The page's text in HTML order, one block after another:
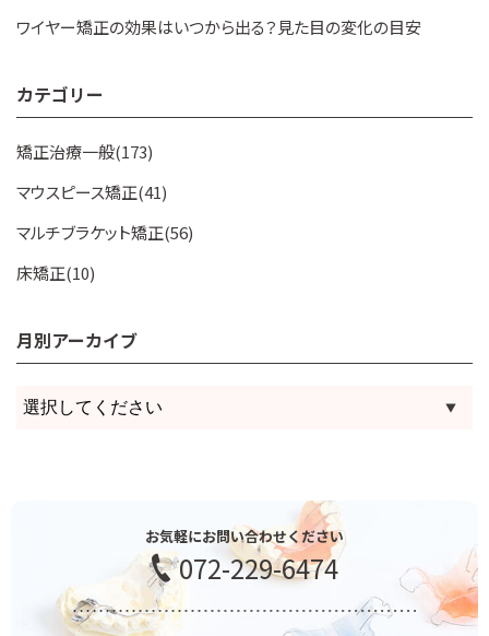
ワイヤー矯正の効果はいつから出る？見た目の変化の目安
カテゴリー
矯正治療一般(173)
マウスピース矯正(41)
マルチブラケット矯正(56)
床矯正(10)
月別アーカイブ
お気軽にお問い合わせください
072-229-6474